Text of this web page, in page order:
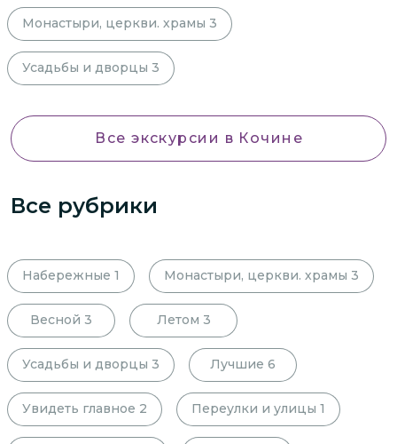
Монастыри, церкви. храмы 3
Усадьбы и дворцы 3
Все экскурсии в Кочине
Все рубрики
Набережные 1 Монастыри, церкви. храмы 3
Весной 3 Летом 3
Усадьбы и дворцы 3 Лучшие 6
Увидеть главное 2 Переулки и улицы 1